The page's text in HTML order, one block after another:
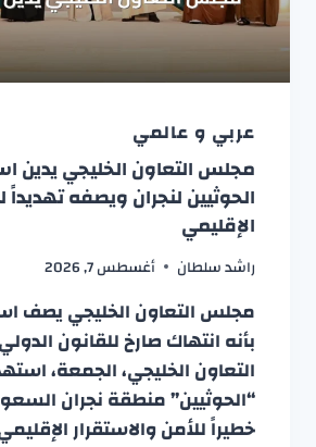
عربي و عالمي
مجلس التعاون الخليجي يدين
الحوثيين لنجران ويصفه تهديداً
الإقليمي
راشد سلطان أغسطس 7, 2026
مجلس التعاون الخليجي يصف
بأنه انتهاك صارخ للقانون
التعاون الخليجي، الجمعة،
“الحوثيين” منطقة نجران
خطيراً للأمن والاستقرار